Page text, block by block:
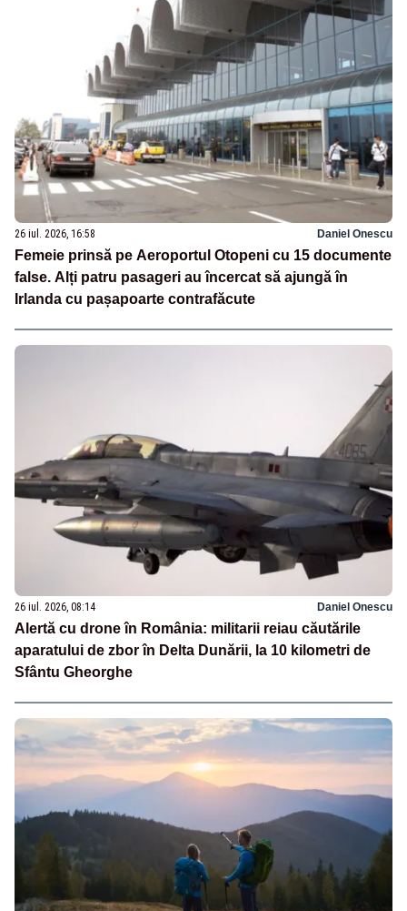
26 iul. 2026, 16:58 Daniel Onescu
Femeie prinsă pe Aeroportul Otopeni cu 15 documente
false. Alți patru pasageri au încercat să ajungă în
Irlanda cu pașapoarte contrafăcute
26 iul. 2026, 08:14 Daniel Onescu
Alertă cu drone în România: militarii reiau căutările
aparatului de zbor în Delta Dunării, la 10 kilometri de
Sfântu Gheorghe